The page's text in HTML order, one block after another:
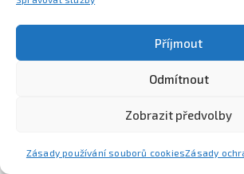
Příjmout
Odmítnout
Zobrazit předvolby
Zásady používání souborů cookiesZásady
Volná místa Pro